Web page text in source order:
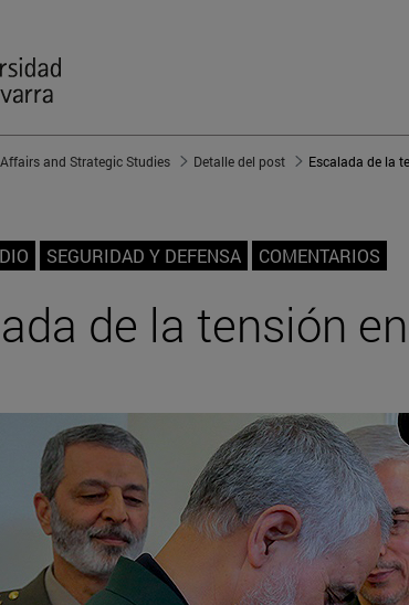
and Strategic Studies Detalle del post Escalada de la
SEGURIDAD Y DEFENSA COMENTARIOS
de la tensión